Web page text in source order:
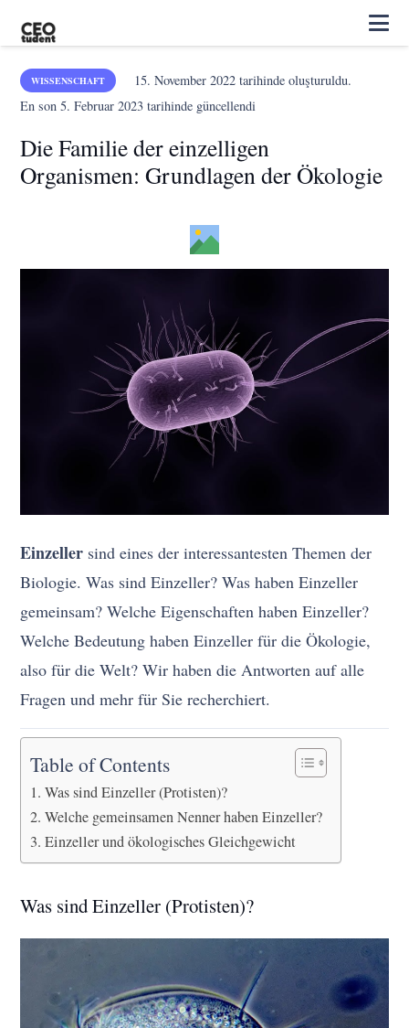
WISSENSCHAFT 15. November 2022tarihinde oluşturuldu.
En son5. Februar 2023 tarihinde güncellendi
Die Familie der einzelligen
Organismen: Grundlagen der Ökologie
Einzeller sind eines der interessantesten Themen der
Biologie. Was sind Einzeller? Was haben Einzeller
gemeinsam? Welche Eigenschaften haben Einzeller?
Welche Bedeutung haben Einzeller für die Ökologie,
also für die Welt? Wir haben die Antworten auf alle
Fragen und mehr für Sie recherchiert.
Table of Contents
Was sind Einzeller (Protisten)?
Welche gemeinsamen Nenner haben Einzeller?
Einzeller und ökologisches Gleichgewicht
Was sind Einzeller (Protisten)?